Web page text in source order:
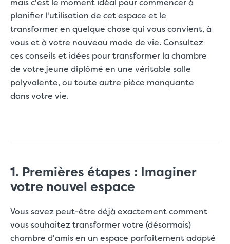
planifier l'utilisation de cet espace et le
transformer en quelque chose qui vous convient, à
vous et à votre nouveau mode de vie. Consultez
ces conseils et idées pour transformer la chambre
de votre jeune diplômé en une véritable salle
polyvalente, ou toute autre pièce manquante
dans votre vie.
1. Premières étapes : Imaginer
votre nouvel espace
Vous savez peut-être déjà exactement comment
vous souhaitez transformer votre (désormais)
chambre d'amis en un espace parfaitement adapté